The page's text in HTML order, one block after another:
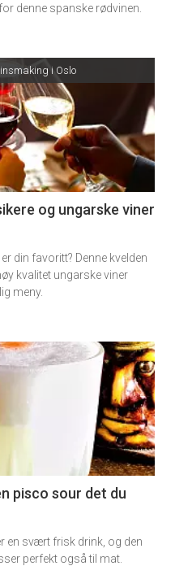
denne spanske rødvinen.
i Oslo
og ungarske viner
din favoritt? Denne kvelden
kvalitet ungarske viner
meny.
pisco sour det du
en svært frisk drink, og den
perfekt også til mat.